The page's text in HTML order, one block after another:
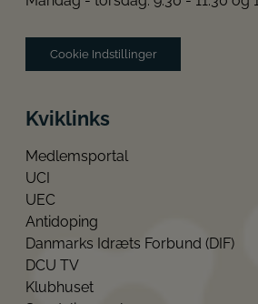
Cookie Indstillinger
Kviklinks
Medlemsportal
UCI
UEC
Antidoping
Danmarks Idræts Forbund (DIF)
DCU TV
Klubhuset